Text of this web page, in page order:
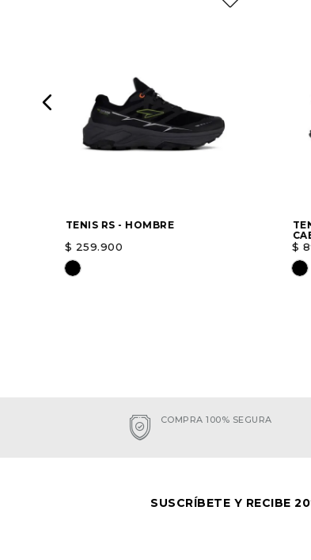
TENIS RS - HOMBRE
$ 259.900 $
COMPRA 100% SEGURA
SUSCRÍBETE Y RECIBE